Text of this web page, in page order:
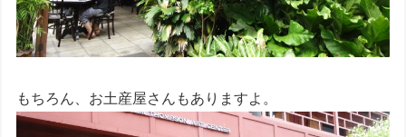
もちろん、お土産屋さんもありますよ。